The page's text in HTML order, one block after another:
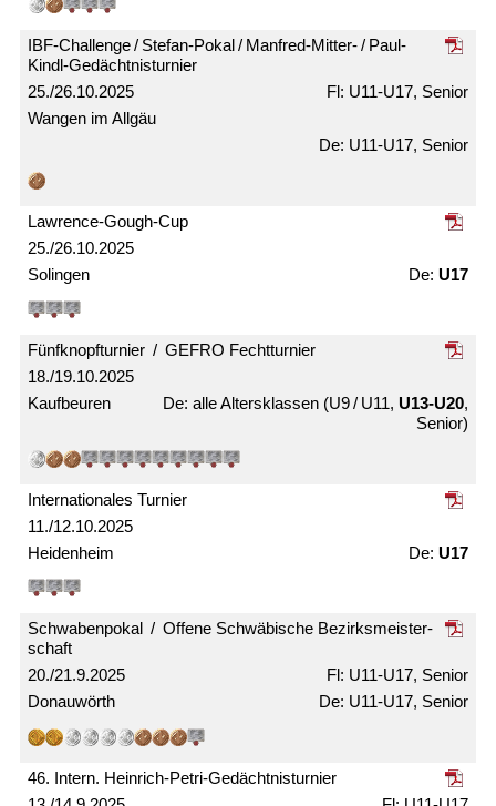
25./26.10.2025
IBF-Challenge / Stefan-Pokal / Manfred-Mitter- / Paul-
Kindl-Gedächtnis­turnier
Wangen im Allgäu
U11-U17, Senior
U11-U17, Senior
25./26.10.2025
Lawrence-Gough-Cup
Solingen U17
18./19.10.2025
Fünfknopf­turnier / GEFRO Fecht­turnier
Kaufbeuren alle Alters­klassen (U9 / U11, U13-U20,
Senior)
11./12.10.2025
Internationales Turnier
Heidenheim U17
20./21.9.2025
Schwabenpokal / Offene Schwäbische Bezirks­meister­
schaft
Donauwörth
U11-U17, Senior
U11-U17, Senior
46. Intern. Heinrich-Petri-Gedächtnis­turnier